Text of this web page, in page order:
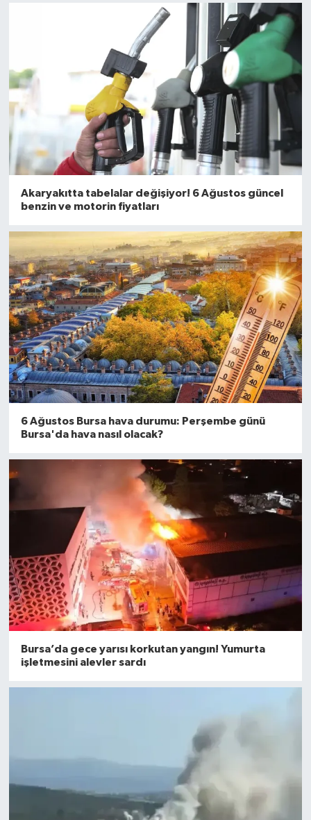
Akaryakıtta tabelalar değişiyor! 6 Ağustos güncel
benzin ve motorin fiyatları
6 Ağustos Bursa hava durumu: Perşembe günü
Bursa'da hava nasıl olacak?
Bursa’da gece yarısı korkutan yangın! Yumurta
işletmesini alevler sardı